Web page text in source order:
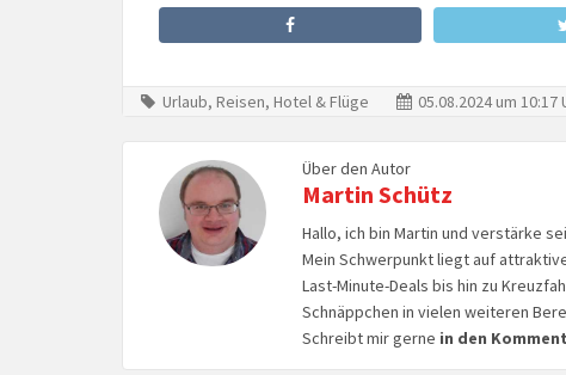
Urlaub, Reisen, Hotel & Flüge 05.08.2024 um 10:17
Über den Autor
Martin Schütz
Hallo, ich bin Martin und verstärke
Mein Schwerpunkt liegt auf
Last-Minute-Deals bis hin zu
Schnäppchen in vielen weiteren
Schreibt mir gerne in den